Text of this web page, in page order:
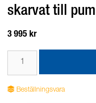
skarvat till
3 995 kr
Beställningsvara